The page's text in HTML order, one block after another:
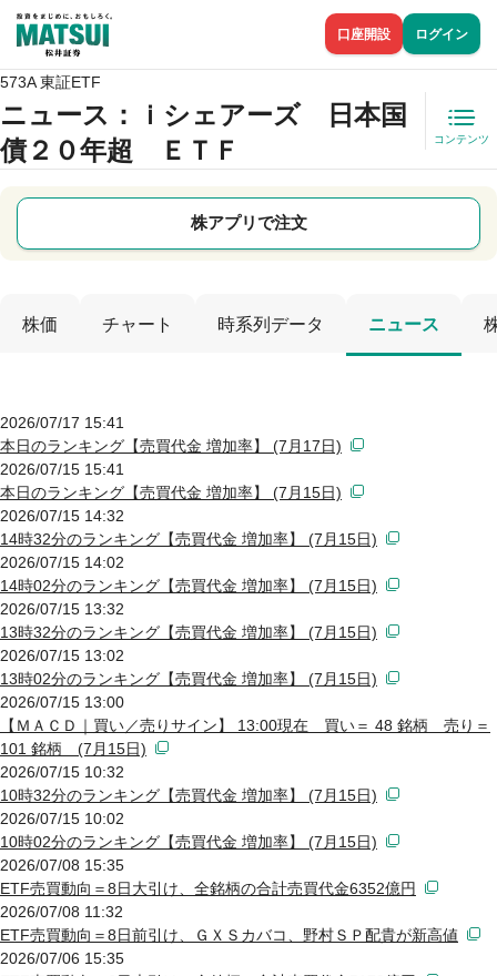
口座開設 ログイン
573A 東証ETF
ニュース ：ｉシェアーズ 日本国
債２０年超 ＥＴＦ
コンテンツ
株アプリで注文
株価 チャート 時系列データ ニュース
2026/07/17 15:41
本日のランキング【売買代金 増加率】 (7月17日)
2026/07/15 15:41
本日のランキング【売買代金 増加率】 (7月15日)
2026/07/15 14:32
14時32分のランキング【売買代金 増加率】 (7月15日)
2026/07/15 14:02
14時02分のランキング【売買代金 増加率】 (7月15日)
2026/07/15 13:32
13時32分のランキング【売買代金 増加率】 (7月15日)
2026/07/15 13:02
13時02分のランキング【売買代金 増加率】 (7月15日)
2026/07/15 13:00
【ＭＡＣＤ｜買い／売りサイン】 13:00現在 買い＝ 48 銘柄 売り＝
101 銘柄 (7月15日)
2026/07/15 10:32
10時32分のランキング【売買代金 増加率】 (7月15日)
2026/07/15 10:02
10時02分のランキング【売買代金 増加率】 (7月15日)
2026/07/08 15:35
ETF売買動向＝8日大引け、全銘柄の合計売買代金6352億円
2026/07/08 11:32
ETF売買動向＝8日前引け、ＧＸＳカバコ、野村ＳＰ配貴が新高値
2026/07/06 15:35